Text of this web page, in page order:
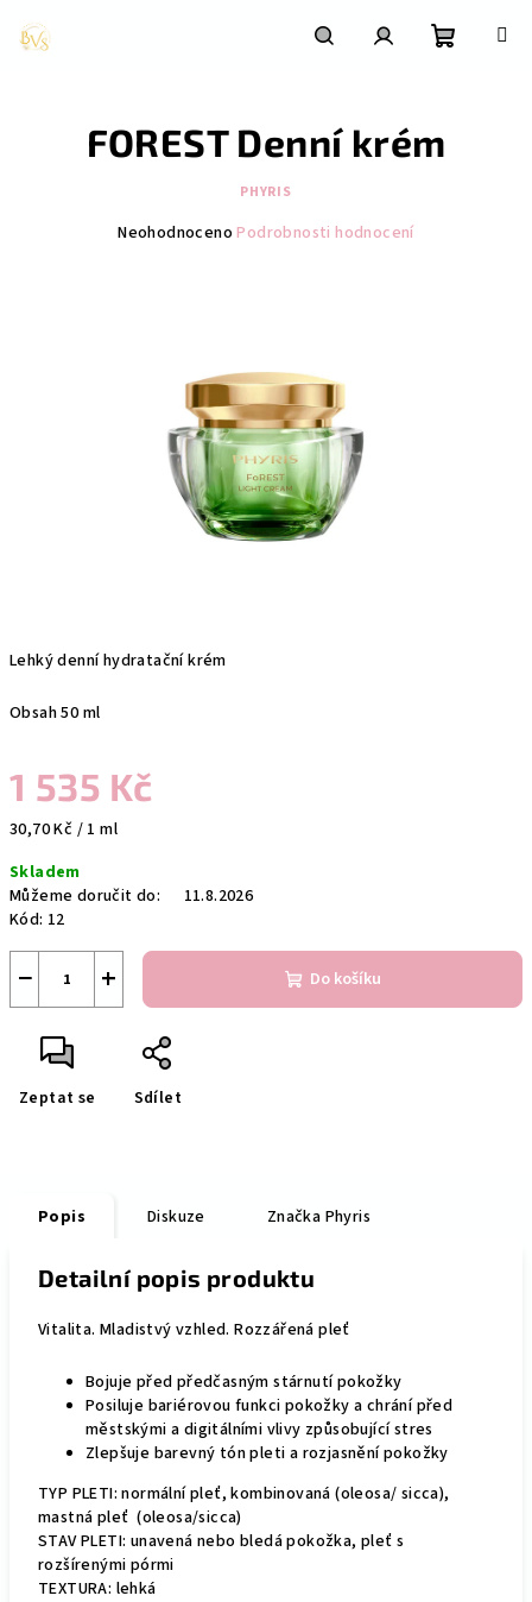
obsah
košík
Lehký denní hydratační krém
Obsah 50 ml
1 535 Kč
Měrná
30,70 Kč / 1 ml
Skladem
Můžeme doručit do:
11.8.2026
Kód: 12
+
− Do košíku
Zeptat se Sdílet
FOREST Denní krém
PHYRIS
Průměrné
Neohodnoceno Podrobnosti hodnocení
Popis Diskuze Značka Phyris
Detailní popis produktu
Vitalita. Mladistvý vzhled. Rozzářená pleť
Bojuje před předčasným stárnutí pokožky
Posiluje bariérovou funkci pokožky a chrání před
městskými a digitálními vlivy způsobující stres
Zlepšuje barevný tón pleti a rozjasnění pokožky
TYP PLETI: normální pleť, kombinovaná (oleosa/ sicca),
mastná pleť (oleosa/sicca)
STAV PLETI: ​​unavená nebo bledá pokožka, pleť s
rozšírenými pórmi
TEXTURA: lehká